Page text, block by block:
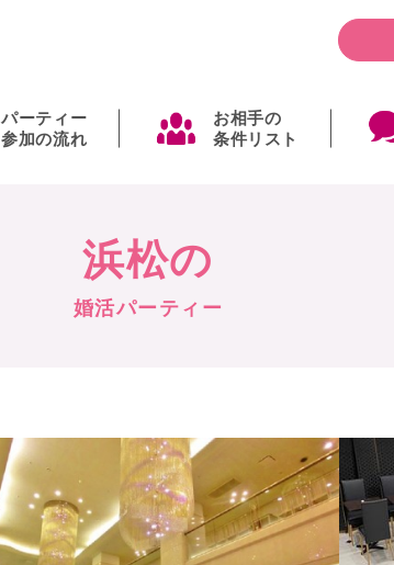
パーティー
参加の流れ
お相手の
条件リスト
浜松の
婚活パーティー